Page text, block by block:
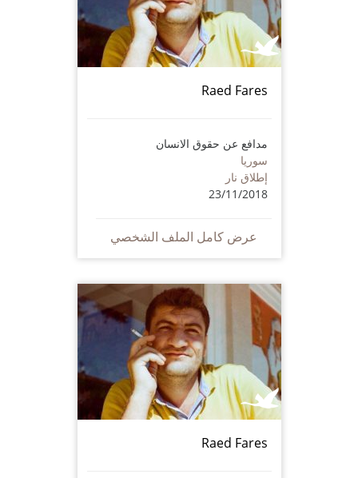
Raed Fares
مدافع عن حقوق الانسان
سوريا
إطلاق نار
23/11/2018
عرض كامل الملف الشخصي
Raed Fares